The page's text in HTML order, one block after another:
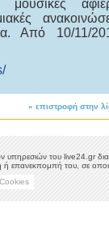
Από 10/11/
« επιστροφή στην
υπηρεσιών του live24.gr
ή επανεκπομπή του, σε
Cookies